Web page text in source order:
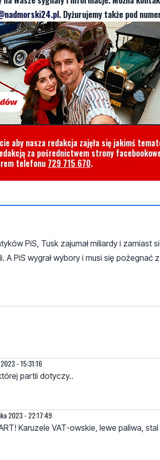
. Dyżurujemy także pod
aby nasza redakcja zajęła się jakimś
za pośrednictwem strony
telefonu 729 715 670.
PiS, Tusk zajumał miliardy i zamiast
PiS wygrał wybory i musi się pożegnać
- 15:31:16
partii dotyczy..
2023 - 22:17:49
Karuzele VAT-owskie, lewe paliwa,